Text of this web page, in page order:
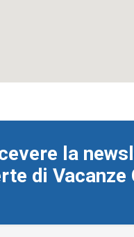
la
di Vacanze